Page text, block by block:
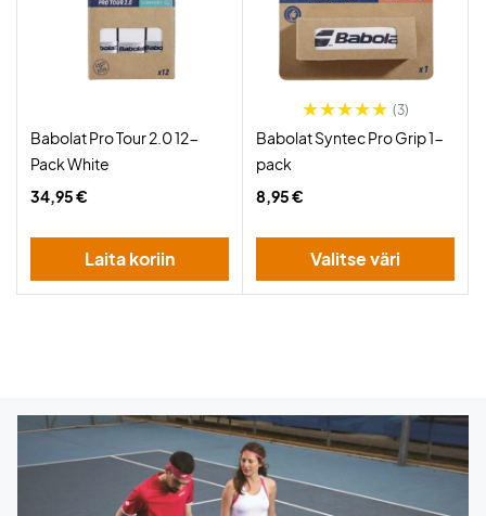
Babolat Pro Tour 2.0 12-
Pack White
34,95 €
Laita koriin
(3)
Babolat Syntec Pro Grip 1-
pack
8,95 €
Valitse väri